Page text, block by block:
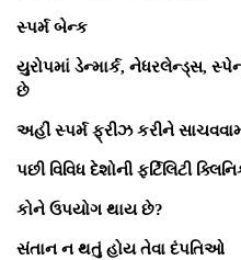
સ્પર્મ બેન્ક
યુરોપમાં ડેન્માર્ક, નેધરલેન્ડ્સ,
છે
અહીં સ્પર્મ ફ્રીઝ કરીને
પછી વિવિધ દેશોની ફર્ટિલિટી
કોને ઉપયોગ થાય છે?
સંતાન ન થતું હોય તેવા દંપતિઓ